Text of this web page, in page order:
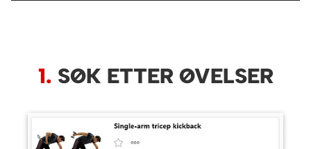
1. SØK ETTER ØVELSER